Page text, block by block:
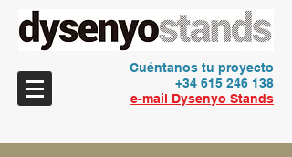
Cuéntanos tu proyecto
+34 615 246 138
e-mail Dysenyo Stands